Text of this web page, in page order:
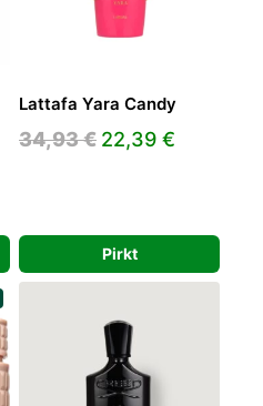
€.
Lattafa Yara Candy
34,93€ Original
22,39 €
Pirkt